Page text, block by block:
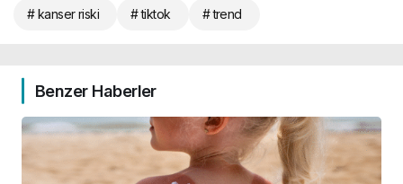
# kanser riski # tiktok # trend
Benzer Haberler